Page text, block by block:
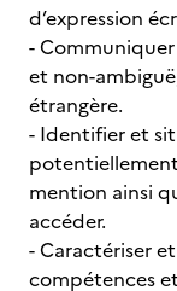
d’expression
-
et non-
étrangère.
- Identifier et
mention ainsi
accéder.
- Caractériser
compétences